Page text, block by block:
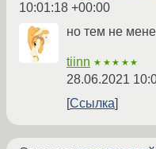
10:01:18 +00:00
но тем не
tiinn ★★★★★
28.06.2021
Ссылка